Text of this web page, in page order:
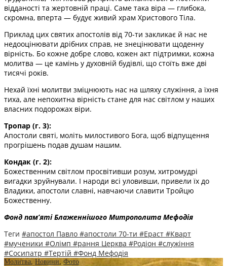
відданості та жертовній праці. Саме така віра — глибока,
скромна, вперта — будує живий храм Христового Тіла.
Приклад цих святих апостолів від 70-ти закликає й нас не
недооцінювати дрібних справ, не знецінювати щоденну
вірність. Бо кожне добре слово, кожен акт підтримки, кожна
молитва — це камінь у духовній будівлі, що стоїть вже дві
тисячі років.
Нехай їхні молитви зміцнюють нас на шляху служіння, а їхня
тиха, але непохитна вірність стане для нас світлом у наших
власних подорожах віри.
Тропар (г. 3):
Апостоли святі, моліть милостивого Бога, щоб відпущення
прогрішень подав душам нашим.
Кондак (г. 2):
Божественним світлом просвітивши розум, хитромудрі
вигадки зруйнували. І народи всі уловивши, привели їх до
Владики, апостоли славні, навчаючи славити Тройцю
Божественну.
Фонд пам’яті Блаженнішого Митрополита Мефодія
Теги #апостол Павло #апостоли 70-ти #Ераст #Кварт
#мученики #Олімп #рання Церква #Родіон #служіння
#Сосипатр #Тертій #Фонд Мефодія
Молитва Новини Фото